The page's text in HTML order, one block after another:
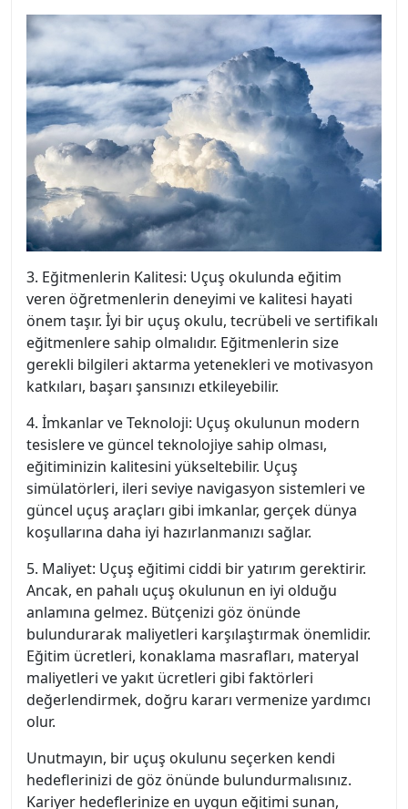
3. Eğitmenlerin Kalitesi: Uçuş okulunda eğitim
veren öğretmenlerin deneyimi ve kalitesi hayati
önem taşır. İyi bir uçuş okulu, tecrübeli ve sertifikalı
eğitmenlere sahip olmalıdır. Eğitmenlerin size
gerekli bilgileri aktarma yetenekleri ve motivasyon
katkıları, başarı şansınızı etkileyebilir.
4. İmkanlar ve Teknoloji: Uçuş okulunun modern
tesislere ve güncel teknolojiye sahip olması,
eğitiminizin kalitesini yükseltebilir. Uçuş
simülatörleri, ileri seviye navigasyon sistemleri ve
güncel uçuş araçları gibi imkanlar, gerçek dünya
koşullarına daha iyi hazırlanmanızı sağlar.
5. Maliyet: Uçuş eğitimi ciddi bir yatırım gerektirir.
Ancak, en pahalı uçuş okulunun en iyi olduğu
anlamına gelmez. Bütçenizi göz önünde
bulundurarak maliyetleri karşılaştırmak önemlidir.
Eğitim ücretleri, konaklama masrafları, materyal
maliyetleri ve yakıt ücretleri gibi faktörleri
değerlendirmek, doğru kararı vermenize yardımcı
olur.
Unutmayın, bir uçuş okulunu seçerken kendi
hedeflerinizi de göz önünde bulundurmalısınız.
Kariyer hedeflerinize en uygun eğitimi sunan,